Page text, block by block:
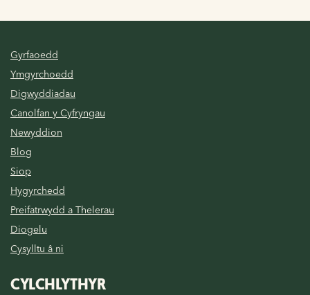
Gyrfaoedd
Ymgyrchoedd
Digwyddiadau
Canolfan y Cyfryngau
Newyddion
Blog
Siop
Hygyrchedd
Preifatrwydd a Thelerau
Diogelu
Cysylltu â ni
CYLCHLYTHYR